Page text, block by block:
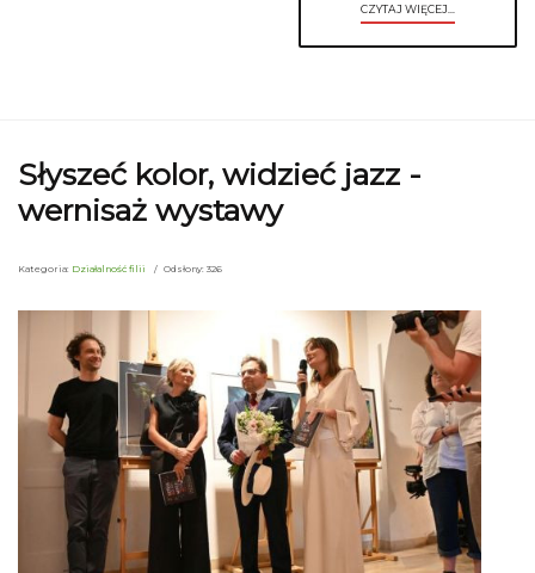
CZYTAJ WIĘCEJ...
Słyszeć kolor, widzieć jazz -
wernisaż wystawy
Kategoria: Działalność filii Odsłony: 326